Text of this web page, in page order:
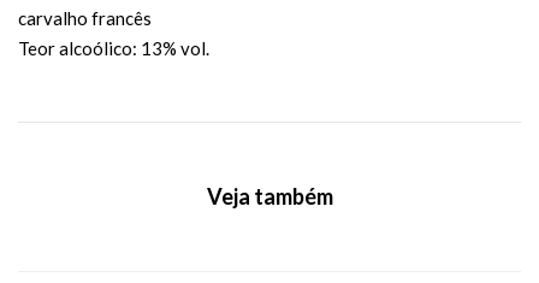
carvalho francês
Teor alcoólico: 13% vol.
Veja também